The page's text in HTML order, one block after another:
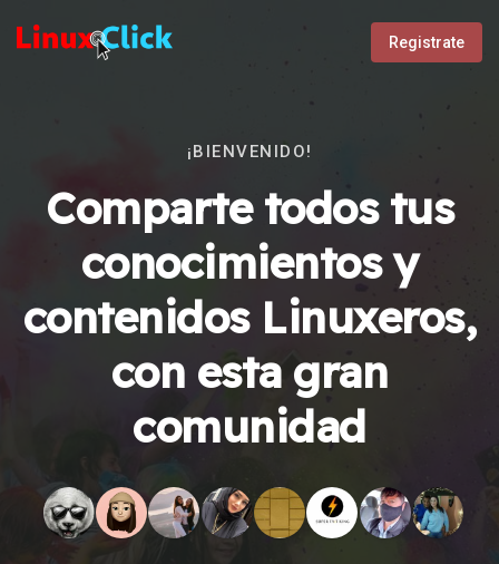
Registrate
¡BIENVENIDO!
Comparte todos tus
conocimientos y
contenidos Linuxeros,
con esta gran
comunidad